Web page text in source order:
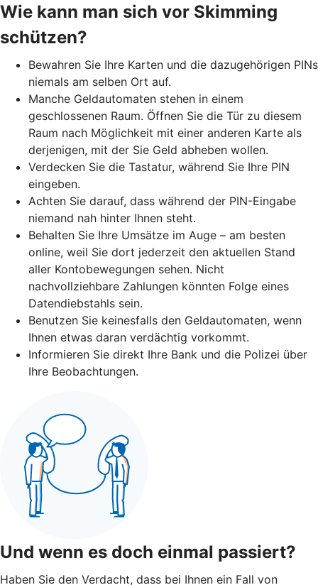
Wie kann man sich vor Skimming
schützen?
Bewahren Sie Ihre Karten und die dazugehörigen PINs
niemals am selben Ort auf.
Manche Geldautomaten stehen in einem
geschlossenen Raum. Öffnen Sie die Tür zu diesem
Raum nach Möglichkeit mit einer anderen Karte als
derjenigen, mit der Sie Geld abheben wollen.
Verdecken Sie die Tastatur, während Sie Ihre PIN
eingeben.
Achten Sie darauf, dass während der PIN-Eingabe
niemand nah hinter Ihnen steht.
Behalten Sie Ihre Umsätze im Auge – am besten
online, weil Sie dort jederzeit den aktuellen Stand
aller Kontobewegungen sehen. Nicht
nachvollziehbare Zahlungen könnten Folge eines
Datendiebstahls sein.
Benutzen Sie keinesfalls den Geldautomaten, wenn
Ihnen etwas daran verdächtig vorkommt.
Informieren Sie direkt Ihre Bank und die Polizei über
Ihre Beobachtungen.
Und wenn es doch einmal passiert?
Haben Sie den Verdacht, dass bei Ihnen ein Fall von